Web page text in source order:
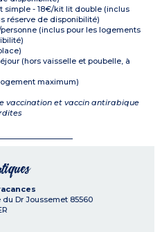
simple - 18€/kit lit double (inclus
réserve de disponibilité)
(inclus pour les logements
(hors vaisselle et poubelle, à
maximum)
vaccination et vaccin antirabique
du Dr Joussemet 85560